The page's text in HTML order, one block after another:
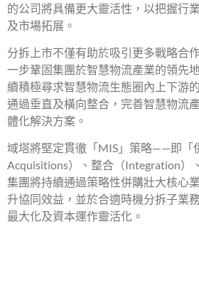
的公司將具備更大靈活性，以把握行
及市場拓展。
分拆上市不僅有助於吸引更多戰略合
一步鞏固集團於智慧物流產業的領先
續積極尋求智慧物流生態圈內上下游
通過垂直及橫向整合，完善智慧物流
體化解決方案。
域塔將堅定貫徹「MIS」策略——即「
Acquisitions）、整合（Integration）
集團將持續通過策略性併購壯大核心
升協同效益，並於合適時機分拆子業
最大化及資本運作靈活化。